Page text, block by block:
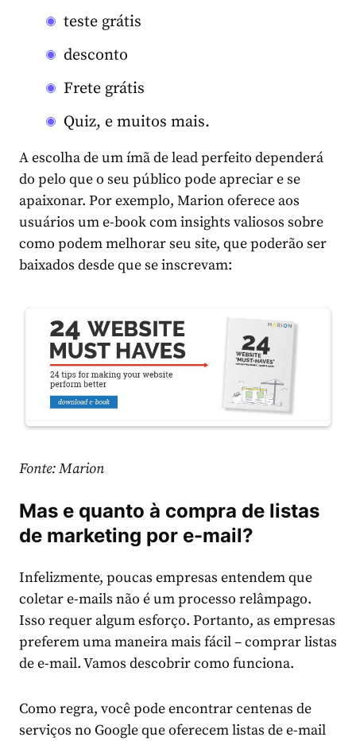
teste grátis
desconto
Frete grátis
Quiz, e muitos mais.
A escolha de um ímã de lead perfeito dependerá
do pelo que o seu público pode apreciar e se
apaixonar. Por exemplo, Marion oferece aos
usuários um e-book com insights valiosos sobre
como podem melhorar seu site, que poderão ser
baixados desde que se inscrevam:
Fonte: Marion
Mas e quanto à compra de listas
de marketing por e-mail?
Infelizmente, poucas empresas entendem que
coletar e-mails não é um processo relâmpago.
Isso requer algum esforço. Portanto, as empresas
preferem uma maneira mais fácil – comprar listas
de e-mail. Vamos descobrir como funciona.
Como regra, você pode encontrar centenas de
serviços no Google que oferecem listas de e-mail